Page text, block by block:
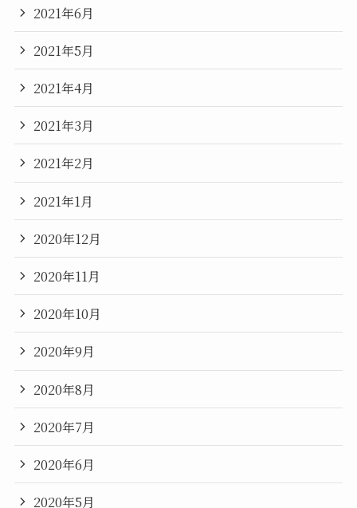
2021年6月
2021年5月
2021年4月
2021年3月
2021年2月
2021年1月
2020年12月
2020年11月
2020年10月
2020年9月
2020年8月
2020年7月
2020年6月
2020年5月